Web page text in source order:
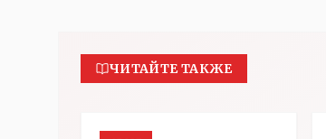
ЧИТАЙТЕ ТАКЖЕ